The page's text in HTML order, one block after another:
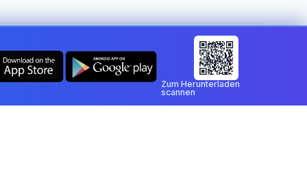
Land ändern:
Zum Herunterladen
scannen